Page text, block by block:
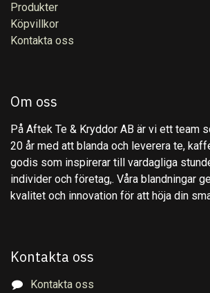
Produkter
Köpvillkor
Kontakta oss
Om oss
På Aftek Te & Kryddor AB är vi ett team
20 år med att blanda och leverera te,
godis som inspirerar till vardagliga
individer och företag,. Våra blandningar
kvalitet och innovation för att höja din
Kontakta oss
Kontakta oss